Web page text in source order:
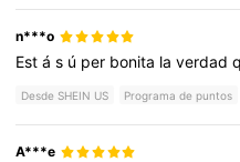
n***o
Estás ú per bonita laverdad
Desde SHEIN US Programa de puntos
A***e